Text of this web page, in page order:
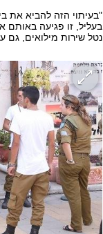
"בעיתוי הזה להביא את
בעליל, זו פגיעה באותם
נטל שירות מילואים, גם